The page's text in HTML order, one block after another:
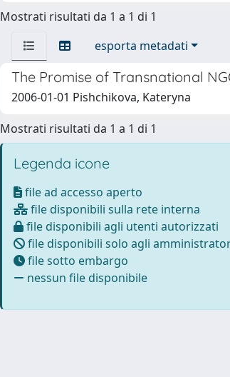
Mostrati risultati da 1 a 1 di 1
esporta metadati
The Promise of Transnational
2006-01-01 Pishchikova, Kateryna
Mostrati risultati da 1 a 1 di 1
Legenda icone
file ad accesso aperto
file disponibili sulla rete interna
file disponibili agli utenti autorizzati
file disponibili solo agli
file sotto embargo
nessun file disponibile